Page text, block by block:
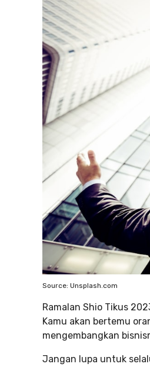
Source: Unsplash.com
Ramalan Shio Tikus
Kamu akan bertemu
mengembangkan
Jangan lupa untuk